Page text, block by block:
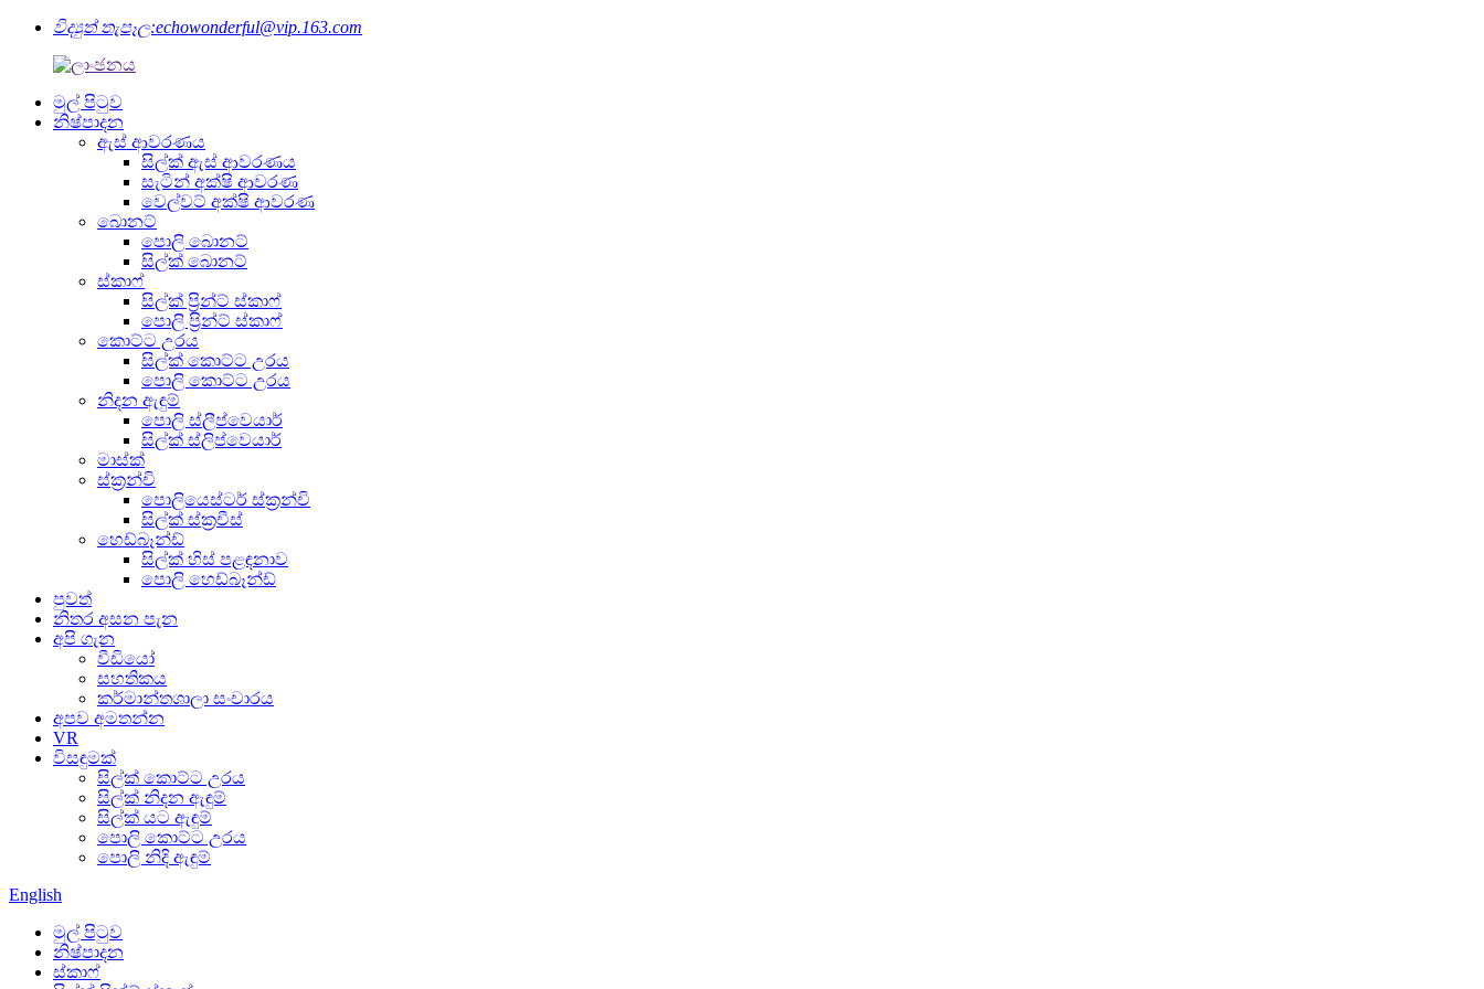
විද්‍යුත් තැපෑල:echowonderful@vip.163.com
මුල් පිටුව
නිෂ්පාදන
ඇස් ආවරණය
සිල්ක් ඇස් ආවරණය
සැටින් අක්ෂි ආවරණ
වෙල්වට් අක්ෂි ආවරණ
බොනට්
පොලි බොනට්
සිල්ක් බොනට්
ස්කාෆ්
සිල්ක් ප්‍රින්ට් ස්කාෆ්
පොලි ප්‍රින්ට් ස්කාෆ්
කොට්ට උරය
සිල්ක් කොට්ට උරය
පොලි කොට්ට උරය
නිදන ඇඳුම්
පොලි ස්ලීප්වෙයාර්
සිල්ක් ස්ලිප්වෙයාර්
මාස්ක්
ස්ක්‍රන්චි
පොලියෙස්ටර් ස්ක්‍රන්චි
සිල්ක් ස්ක්‍රචීස්
හෙඩ්බෑන්ඩ්
සිල්ක් හිස් පළඳනාව
පොලි හෙඩ්බෑන්ඩ්
පුවත්
නිතර අසන පැන
අපි ගැන
වීඩියෝ
සහතිකය
කර්මාන්තශාලා සංචාරය
අපව අමතන්න
VR
විසඳුමක්
සිල්ක් කොට්ට උරය
සිල්ක් නිදන ඇඳුම්
සිල්ක් යට ඇඳුම්
පොලි කොට්ට උරය
පොලි නිදි ඇඳුම්
English
මුල් පිටුව
නිෂ්පාදන
ස්කාෆ්